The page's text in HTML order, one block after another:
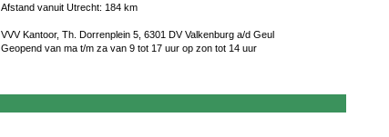
Afstand vanuit Utrecht: 184 km
VVV Kantoor, Th. Dorrenplein 5, 6301 DV Valkenburg a/d Geul
Geopend van ma t/m za van 9 tot 17 uur op zon tot 14 uur